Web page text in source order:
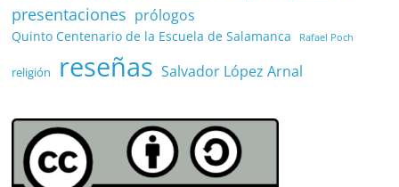
presentaciones prólogos
Quinto Centenario de la Escuela de Salamanca Rafael Poch
religión reseñas Salvador López Arnal